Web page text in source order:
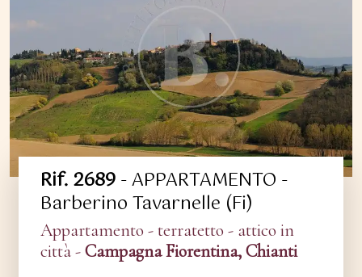
Rif. 2689- APPARTAMENTO -
Barberino Tavarnelle (Fi)
Appartamento - terratetto - attico in
città -Campagna Fiorentina, Chianti